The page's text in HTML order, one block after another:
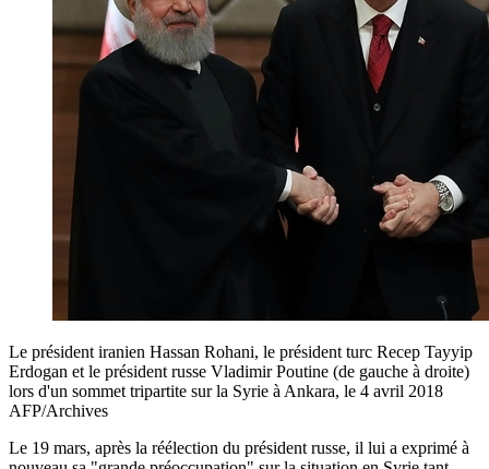
Le président iranien Hassan Rohani, le président turc Recep Tayyip
Erdogan et le président russe Vladimir Poutine (de gauche à droite)
lors d'un sommet tripartite sur la Syrie à Ankara, le 4 avril 2018
AFP/Archives
Le 19 mars, après la réélection du président russe, il lui a exprimé à